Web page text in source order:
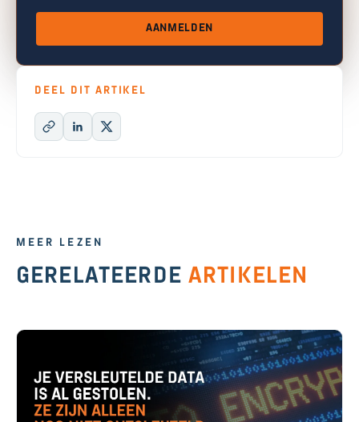
AANMELDEN
DEEL DIT ARTIKEL
MEER LEZEN
GERELATEERDE ARTIKELEN